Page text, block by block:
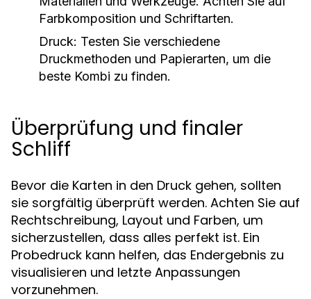
Farbkomposition und Schriftarten.
Druck: Testen Sie verschiedene
Druckmethoden und Papierarten, um die
beste Kombi zu finden.
Überprüfung und finaler
Schliff
Bevor die Karten in den Druck gehen, sollten
sie sorgfältig überprüft werden. Achten Sie auf
Rechtschreibung, Layout und Farben, um
sicherzustellen, dass alles perfekt ist. Ein
Probedruck kann helfen, das Endergebnis zu
visualisieren und letzte Anpassungen
vorzunehmen.